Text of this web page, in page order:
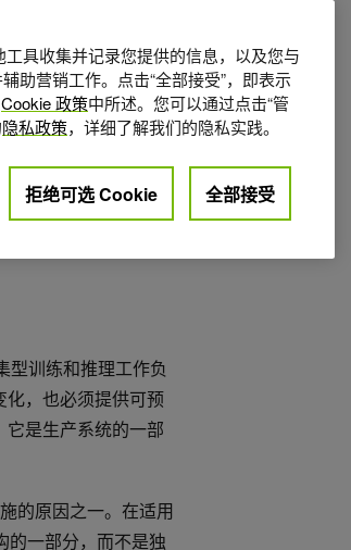
型训练和推理工作负
化，也必须提供可预
是生产系统的一部
的原因之一。在适用
的一部分，而不是独
具收集并记录您提供的信息，以及您与
助营销工作。点击“全部接受”，即表示
Cookie 政策中所述。您可以通过点击“管
隐私政策，详细了解我们的隐私实践。
拒绝可选 Cookie 全部接受